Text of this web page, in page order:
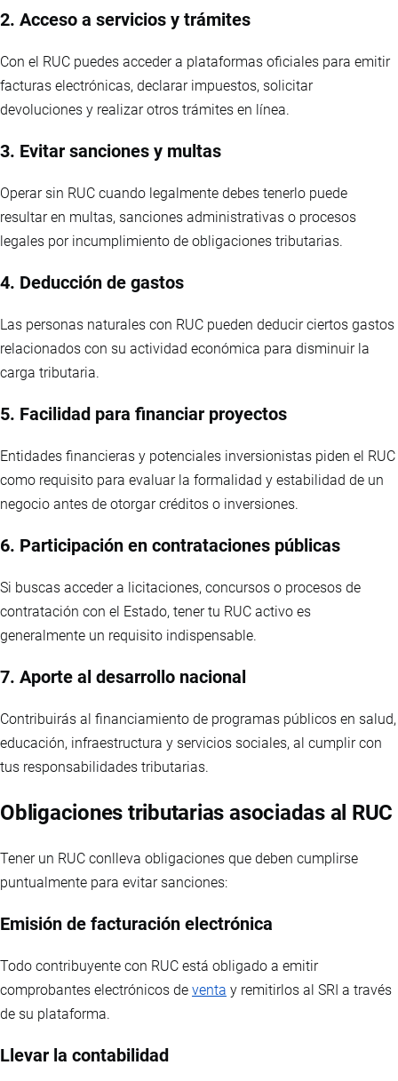
2. Acceso a servicios y trámites
Con el RUC puedes acceder a plataformas oficiales para emitir
facturas electrónicas, declarar impuestos, solicitar
devoluciones y realizar otros trámites en línea.
3. Evitar sanciones y multas
Operar sin RUC cuando legalmente debes tenerlo puede
resultar en multas, sanciones administrativas o procesos
legales por incumplimiento de obligaciones tributarias.
4. Deducción de gastos
Las personas naturales con RUC pueden deducir ciertos gastos
relacionados con su actividad económica para disminuir la
carga tributaria.
5. Facilidad para financiar proyectos
Entidades financieras y potenciales inversionistas piden el RUC
como requisito para evaluar la formalidad y estabilidad de un
negocio antes de otorgar créditos o inversiones.
6. Participación en contrataciones públicas
Si buscas acceder a licitaciones, concursos o procesos de
contratación con el Estado, tener tu RUC activo es
generalmente un requisito indispensable.
7. Aporte al desarrollo nacional
Contribuirás al financiamiento de programas públicos en salud,
educación, infraestructura y servicios sociales, al cumplir con
tus responsabilidades tributarias.
Obligaciones tributarias asociadas al RUC
Tener un RUC conlleva obligaciones que deben cumplirse
puntualmente para evitar sanciones:
Emisión de facturación electrónica
Todo contribuyente con RUC está obligado a emitir
comprobantes electrónicos de venta y remitirlos al SRI a través
de su plataforma.
Llevar la contabilidad